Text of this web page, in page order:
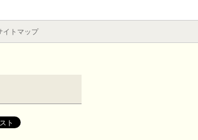
イトマップ